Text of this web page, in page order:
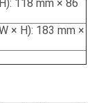
118 mm × 86
× H): 183 mm ×